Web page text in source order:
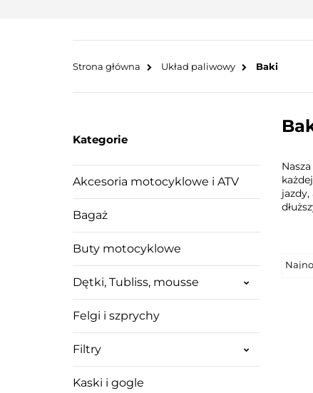
Strona główna Układ paliwowy Baki
Kategorie
Akcesoria motocyklowe i ATV
Bagaż
Buty motocyklowe
Dętki, Tubliss, mousse
Felgi i szprychy
Filtry
Kaski i gogle